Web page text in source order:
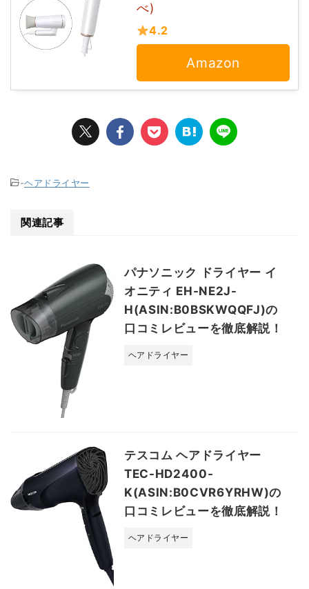
べ)
4.2
Amazon
-ヘアドライヤー
関連記事
パナソニック ドライヤー イ
オニティ EH-NE2J-
H(ASIN:B0BSKWQQFJ)の
口コミレビューを徹底解説！
ヘアドライヤー
テスコム ヘアドライヤー
TEC-HD2400-
K(ASIN:B0CVR6YRHW)の
口コミレビューを徹底解説！
ヘアドライヤー